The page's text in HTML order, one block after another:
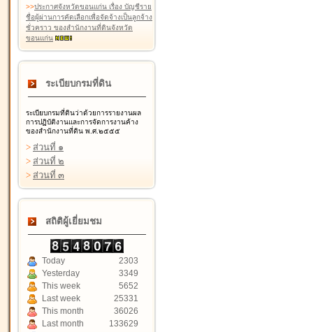
>>ประกาศจังหวัดขอนแก่น เรื่อง บัญชีราย
ชื่อผู้ผ่านการคัดเลือกเพื่อจัดจ้างเป็นลูกจ้าง
ชั่วคราว ของสำนักงานที่ดินจังหวัด
ขอนแก่น
ระเบียบกรมที่ดิน
ระเบียบกรมที่ดินว่าด้วยการรายงานผล
การปฏิบัติงานและการจัดการงานค้าง
ของสำนักงานที่ดิน พ.ศ.๒๕๕๕
> ส่วนที่ ๑
> ส่วนที่ ๒
> ส่วนที่ ๓
สถิติผู้เยี่ยมชม
Today
2303
Yesterday
3349
This week
5652
Last week
25331
This month
36026
Last month
133629